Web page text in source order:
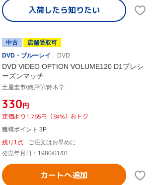
入荷したら知りたい
中古
店舗受取可
DVD・ブルーレイ
DVD
DVD VIDEO OPTION VOLUME120 D1プレシ
ーズンマッチ
土屋圭市/織戸学/鈴木学
¥330円
定価より1,765円（84%）おトク
獲得ポイント 3P
残り1点
ご注文はお早めに
発売年月日：1980/01/01
カートへ追加